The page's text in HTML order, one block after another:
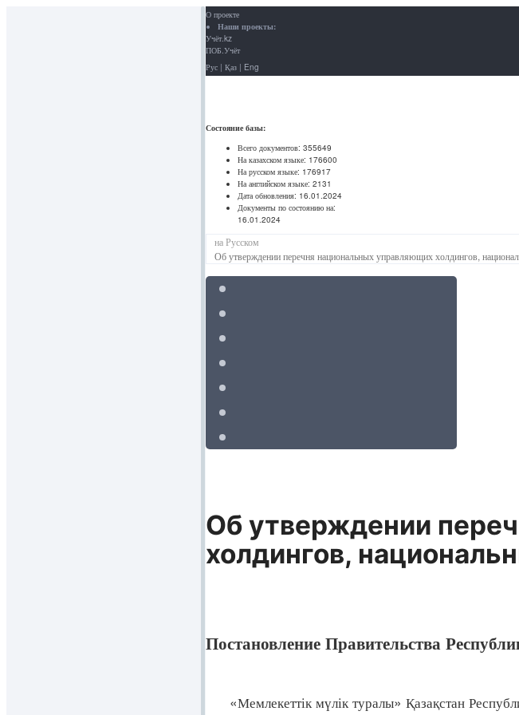
О проекте
Наши проекты:
Учёт.kz
ПОБ.Учёт
Рус | Қаз | Eng
Состояние базы:
Всего документов: 355649
На казахском языке: 176600
На русском языке: 176917
На английском языке: 2131
Дата обновления: 16.01.2024
Документы по состоянию на:
16.01.2024
на Русском
Об утверждении перечня национальных управляющих холдингов,
Об утверждении
холдингов,
Постановление Правительства
«Мемлекеттік мүлік туралы» Қазақстан